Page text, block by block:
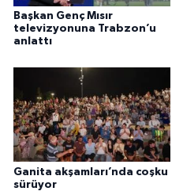
Başkan Genç Mısır
televizyonuna Trabzon’u
anlattı
Ganita akşamları’nda coşku
sürüyor